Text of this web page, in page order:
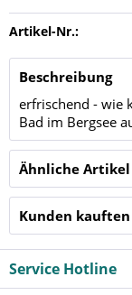
Artikel-Nr.:
Beschreibung
erfrischend - wie
Bad im Bergsee
Ähnliche Artikel
Kunden
Service Hotline